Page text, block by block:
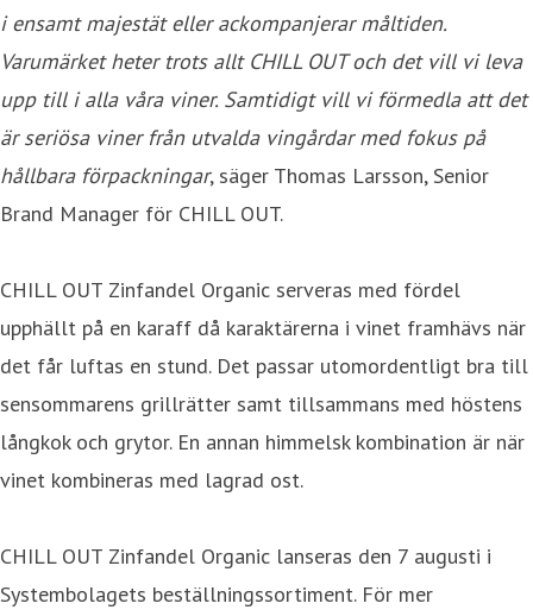
i ensamt majestät eller ackompanjerar måltiden.
Varumärket heter trots allt CHILL OUT och det vill vi leva
upp till i alla våra viner. Samtidigt vill vi förmedla att det
är seriösa viner från utvalda vingårdar med fokus på
hållbara förpackningar, säger Thomas Larsson, Senior
Brand Manager för CHILL OUT.
CHILL OUT Zinfandel Organic serveras med fördel
upphällt på en karaff då karaktärerna i vinet framhävs när
det får luftas en stund. Det passar utomordentligt bra till
sensommarens grillrätter samt tillsammans med höstens
långkok och grytor. En annan himmelsk kombination är när
vinet kombineras med lagrad ost.
CHILL OUT Zinfandel Organic lanseras den 7 augusti i
Systembolagets beställningssortiment. För mer